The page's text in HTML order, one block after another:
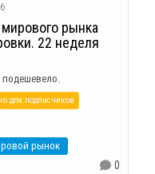
рынка
22 неделя
для подписчиков
рынок
0